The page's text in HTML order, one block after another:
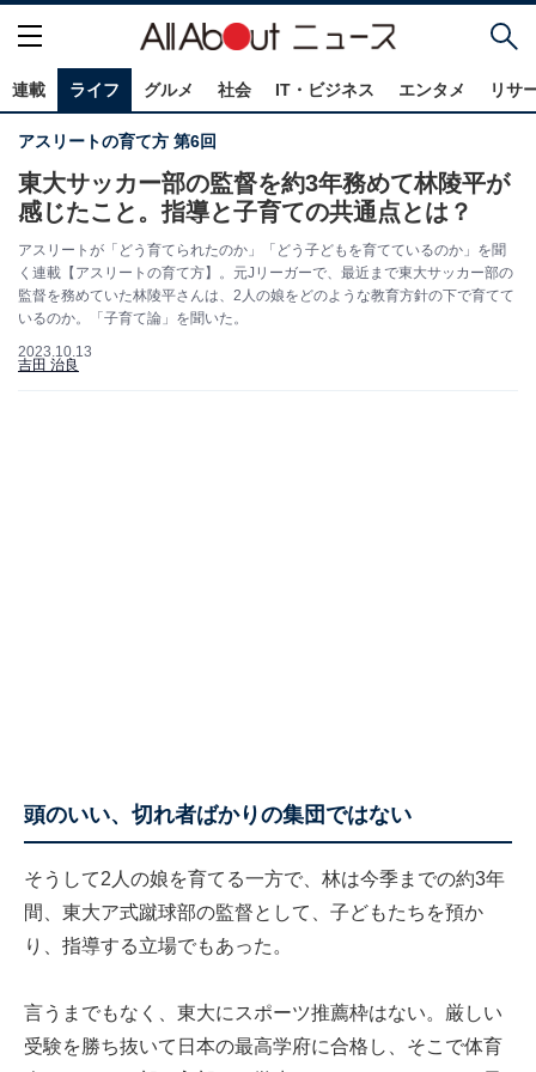
連載 ライフ グルメ 社会 IT・ビジネス エンタメ リサ
アスリートの育て方 第6回
東大サッカー部の監督を約3年務めて林陵平が
感じたこと。指導と子育ての共通点とは？
アスリートが「どう育てられたのか」「どう子どもを育てているのか」を聞
く連載【アスリートの育て方】。元Jリーガーで、最近まで東大サッカー部の
監督を務めていた林陵平さんは、2人の娘をどのような教育方針の下で育てて
いるのか。「子育て論」を聞いた。
2023.10.13
吉田 治良
頭のいい、切れ者ばかりの集団ではない
そうして2人の娘を育てる一方で、林は今季までの約3年
間、東大ア式蹴球部の監督として、子どもたちを預か
り、指導する立場でもあった。
言うまでもなく、東大にスポーツ推薦枠はない。厳しい
受験を勝ち抜いて日本の最高学府に合格し、そこで体育